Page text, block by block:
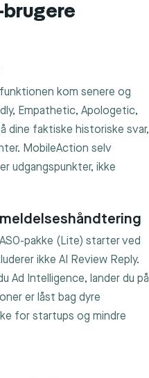
kom senere og
Empathetic, Apologetic,
dine faktiske historiske svar,
MobileAction selv
udgangspunkter, ikke
pakke (Lite) starter ved
ikke AI Review Reply.
Ad Intelligence, lander du på
er låst bag dyre
for startups og mindre